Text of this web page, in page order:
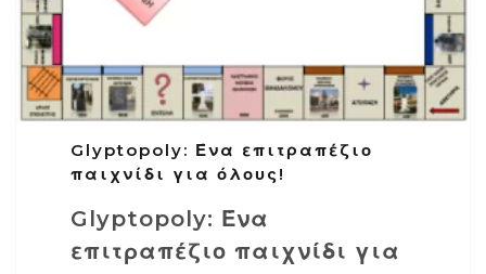
Glyptopoly: Ένα επιτραπέζιο
παιχνίδι για όλους!
Glyptopoly: Ένα
επιτραπέζιο παιχνίδι για